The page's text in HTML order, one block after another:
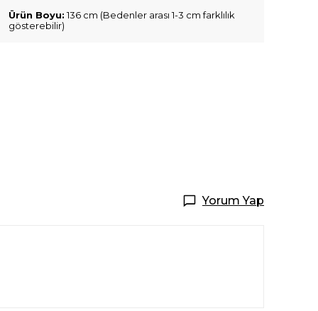
Ürün Boyu:136 cm (Bedenler arası 1-3 cm farklılık
gösterebilir)
Yorum Yap